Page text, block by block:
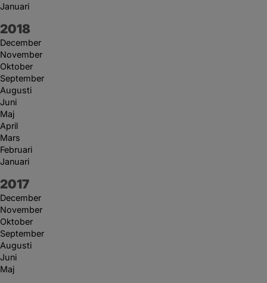
Januari
År:
2018
December
November
Oktober
September
Augusti
Juni
Maj
April
Mars
Februari
Januari
År:
2017
December
November
Oktober
September
Augusti
Juni
Maj